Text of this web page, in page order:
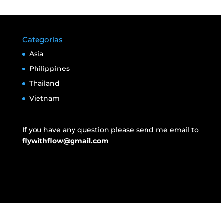
Categorías
Asia
Philippines
Thailand
Vietnam
If you have any question please send me email to
flywithflow@gmail.com